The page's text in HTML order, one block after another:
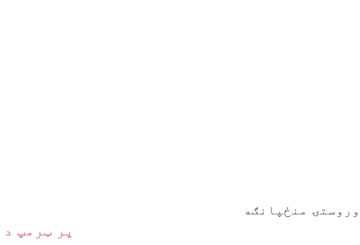
وروستۍ منځپانګه
پر ټرمپ